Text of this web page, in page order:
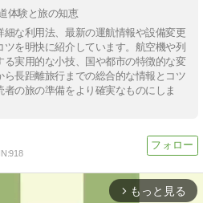
体験と旅の知恵
な利用法、最新の運航情報や設備変更
を明快に紹介しています。航空機や列
実用的な小技、国や都市の特徴的な変
長距離旅行までの総合的な情報とコツ
の旅の準備をより確実なものにしま
918
arrow_forward_ios もっと見る